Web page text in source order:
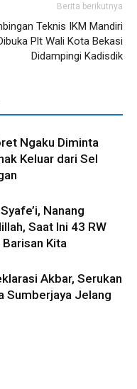
Berita berikutnya
Teknis IKM Mandiri
Plt Wali Kota Bekasi
Didampingi Kadisdik
Ngaku Diminta
Keluar dari Sel
Nanang
Saat Ini 43 RW
Kita
Akbar, Serukan
Sumberjaya Jelang